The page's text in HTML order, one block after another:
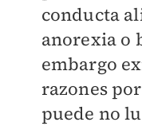
conducta
anorexia o
embargo
razones
puede no